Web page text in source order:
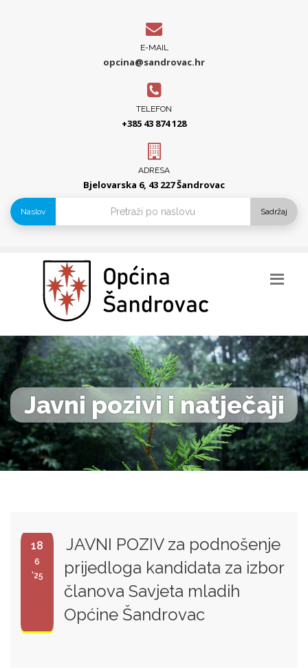
E-MAIL
opcina@sandrovac.hr
TELEFON
+385 43 874 128
ADRESA
Bjelovarska 6, 43 227 Šandrovac
Naslov Sadržaj
Javni pozivi i natječaji
18
6
'25
JAVNI POZIV za podnošenje
prijedloga kandidata za izbor
članova Savjeta mladih
Općine Šandrovac